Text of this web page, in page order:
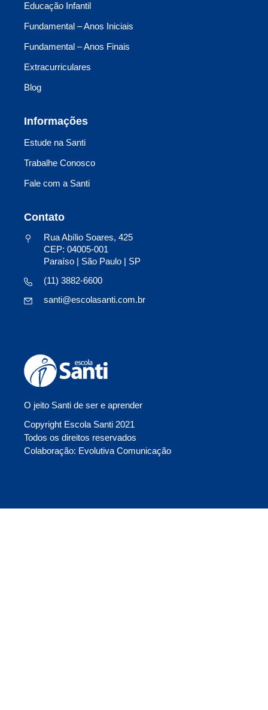
O jeito Santi de ser e aprender
Copyright Escola Santi 2021
Todos os direitos reservados
Colaboração: Evolutiva Comunicação
Educação Infantil
Fundamental – Anos Iniciais
Fundamental – Anos Finais
Extracurriculares
Blog
Informações
Estude na Santi
Trabalhe Conosco
Fale com a Santi
Contato
Rua Abílio Soares, 425
CEP: 04005-001
Paraíso | São Paulo | SP
(11) 3882-6600
santi@escolasanti.com.br